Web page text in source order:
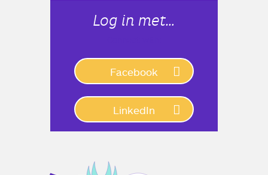
Log in met…
Facebook
LinkedIn